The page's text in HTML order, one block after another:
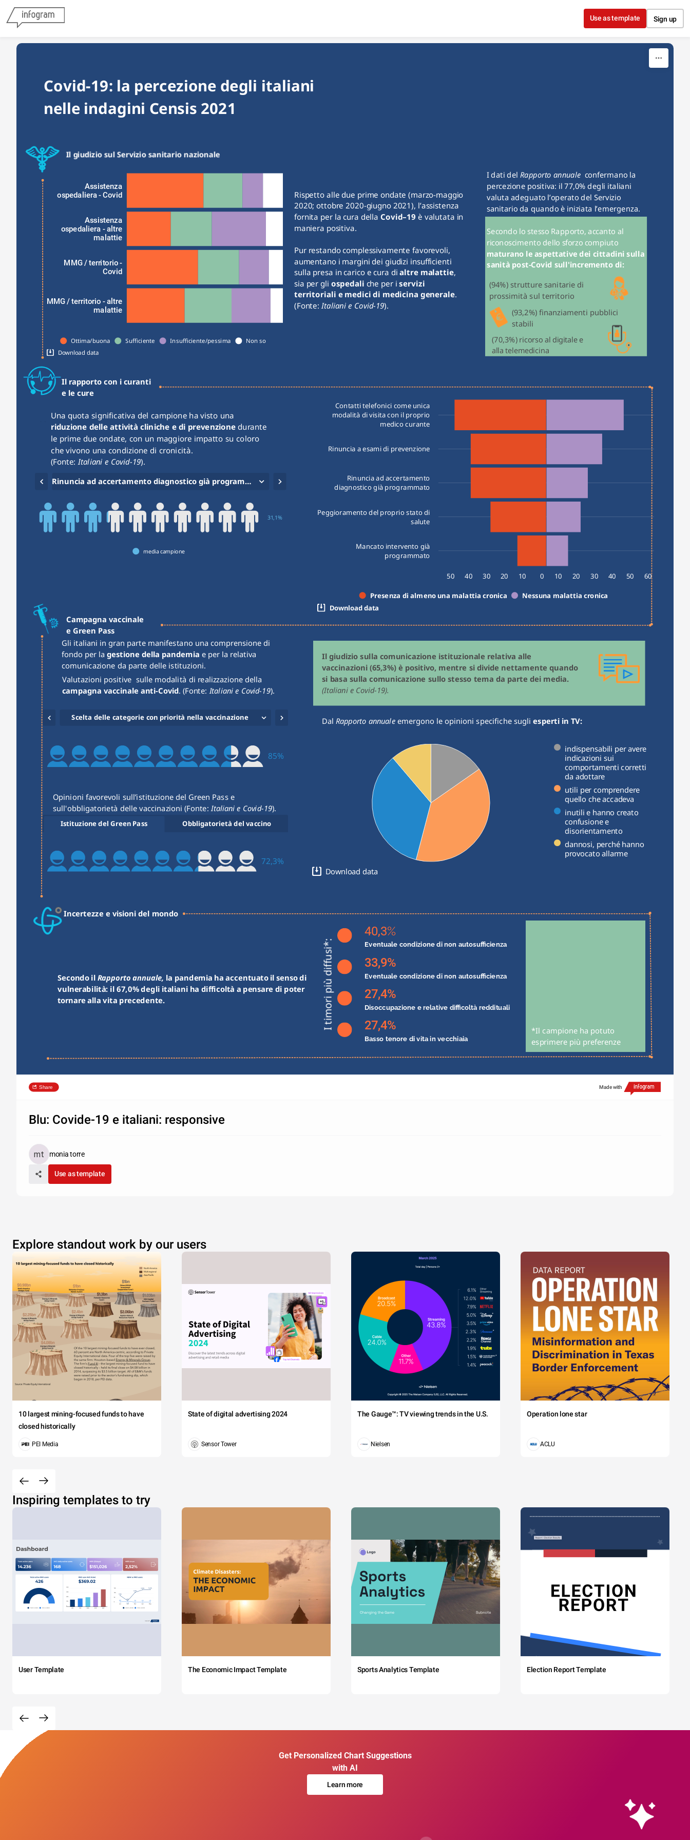
Use as template Sign up
Covid-19: la percezione degli italiani
nelle indagini Censis 2021
Il giudizio sul Servizio sanitario nazionale
Assistenza
ospedaliera - Covid
Assistenza
ospedaliera - altre
malattie
MMG / territorio -
Covid
MMG / territorio - altre
malattie
Ottima/buona Sufficiente Insufficiente/pessima Non so
Download data
I dati del Rapporto annuale
  confermano la
percezione positiva: il 77,0% degli italiani
valuta adeguato l’operato del Servizio
sanitario da quando è iniziata l’emergenza.
Secondo lo stesso Rapporto, accanto al
maturano le aspettative dei cittadini sulla
sanità post-Covid sull'incremento di:
Rispetto alle due prime ondate (marzo-maggio
2020; ottobre 2020-giugno 2021), l’assistenza
fornita per la cura della Covid–19 è valutata in
maniera positiva.
Pur restando complessivamente favorevoli,
aumentano i margini dei giudizi insufficienti
sulla presa in carico e cura di altre malattie,
sia per gli ospedali che per i servizi
territoriali e medici di medicina generale.
(Fonte: Italiani e Covid-19).
(94%) strutture sanitarie di
prossimità sul territorio
(93,2%) finanziamenti pubblici
stabili
(70,3%) ricorso al digitale e
alla telemedicina
Il rapporto con i curanti
e le cure
Contatti telefonici come unica
modalità di visita con il proprio
medico curante
Rinuncia a esami di prevenzione
Rinuncia ad accertamento
diagnostico già programmato
Peggioramento del proprio stato di
salute
Mancato intervento già
programmato
50 40 30 20 10 0 10 20 30 40 50 60
Presenza di almeno una malattia cronica
Nessuna malattia cronica
Download data
riduzione delle attività cliniche e di prevenzione durante
le prime due ondate, con un maggiore impatto su coloro
che vivono una condizione di cronicità.
(Fonte: Italiani e Covid-19).
Rinuncia ad accertamento diagnostico già programmato
31,1%
media campione
Campagna vaccinale
e Green Pass
Gli italiani in gran parte manifestano una comprensione di
fondo per la gestione della pandemia e per la relativa
comunicazione da parte delle istituzioni.
Il giudizio sulla comunicazione istituzionale relativa alle
vaccinazioni (65,3%) è positivo, mentre si divide nettamente quando
(Italiani e Covid-19).
Valutazioni positive  sulle modalità di realizzazione della
campagna vaccinale anti-Covid. (Fonte: Italiani e Covid-19).
Scelta delle categorie con priorità nella vaccinazione
85%
Dal Rapporto annuale emergono le opinioni specifiche sugli esperti in TV:
indispensabili per avere
indicazioni sui
comportamenti corretti
da adottare
utili per comprendere
quello che accadeva
inutili e hanno creato
confusione e
disorientamento
dannosi, perché hanno
provocato allarme
Download data
Opinioni favorevoli sull’istituzione del Green Pass e
sull'obbligatorietà delle vaccinazioni (Fonte: Italiani e Covid-19).
Istituzione del Green Pass Obbligatorietà del vaccino
72,3%
Incertezze e visioni del mondo
40,3%
Eventuale condizione di non autosufficienza
33,9%
Eventuale condizione di non autosufficienza
27,4%
Disoccupazione e relative difficoltà reddituali
27,4%
Basso tenore di vita in vecchiaia
I timori più diffusi*:
Secondo il Rapporto annuale, la pandemia ha accentuato il senso di
vulnerabilità: il 67,0% degli italiani ha difficoltà a pensare di poter
tornare alla vita precedente.
*Il campione ha potuto
esprimere più preferenze
Share Made with
Blu: Covide-19 e italiani: responsive
monia torre
Use as template
Explore standout work by our users
10 largest mining-focused funds to have
closed historically
PEI Media
State of digital advertising 2024
Sensor Tower
The Gauge™: TV viewing trends in the U.S.
Nielsen
Operation lone star
ACLU
Inspiring templates to try
User Template The Economic Impact Template Sports Analytics Template Election Report Template
Get Personalized Chart Suggestions
with AI
Learn more